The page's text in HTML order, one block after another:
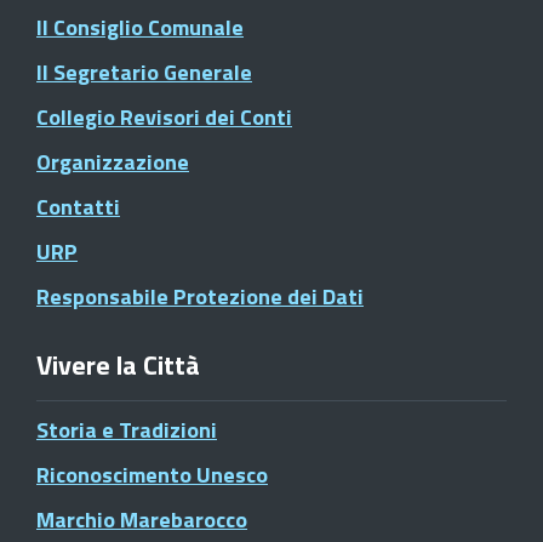
Il Consiglio Comunale
Il Segretario Generale
Collegio Revisori dei Conti
Organizzazione
Contatti
URP
Responsabile Protezione dei Dati
Vivere la Città
Storia e Tradizioni
Riconoscimento Unesco
Marchio Marebarocco